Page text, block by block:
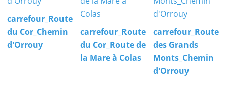
carrefour_Route
du Cor_Chemin
d'Orrouy
carrefour_Route
du Cor_Route de
la Mare à Colas
carrefour_Route
des Grands
Monts_Chemin
d'Orrouy